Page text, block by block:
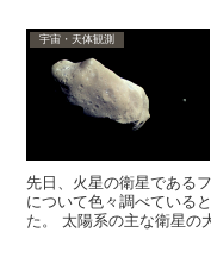
宇宙・天体観測
先日、火星の衛星である
について色々調べている
た。 太陽系の主な衛星の